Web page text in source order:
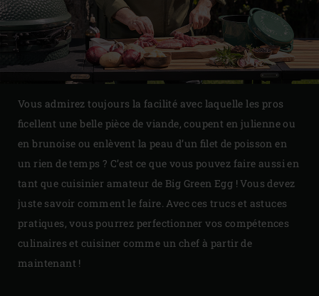
Vous admirez toujours la facilité avec laquelle les pros
ficellent une belle pièce de viande, coupent en julienne ou
en brunoise ou enlèvent la peau d’un filet de poisson en
un rien de temps ? C’est ce que vous pouvez faire aussi en
tant que cuisinier amateur de Big Green Egg ! Vous devez
juste savoir comment le faire. Avec ces trucs et astuces
pratiques, vous pourrez perfectionner vos compétences
culinaires et cuisiner comme un chef à partir de
maintenant !